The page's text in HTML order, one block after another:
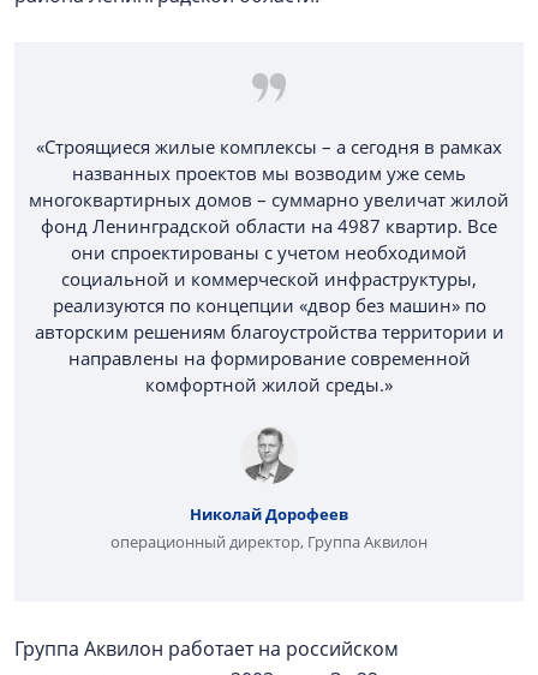
«Строящиеся жилые комплексы – а сегодня в рамках
названных проектов мы возводим уже семь
многоквартирных домов – суммарно увеличат жилой
фонд Ленинградской области на 4987 квартир. Все
они спроектированы с учетом необходимой
социальной и коммерческой инфраструктуры,
реализуются по концепции «двор без машин» по
авторским решениям благоустройства территории и
направлены на формирование современной
комфортной жилой среды.»
Николай Дорофеев
операционный директор, Группа Аквилон
Группа Аквилон работает на российском